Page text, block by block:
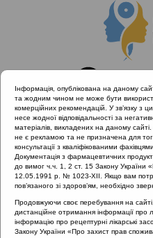
Головна
Проведені заходи
Раціональне лікування vs.
05.10.19)
Клінічний випадок ІСШ:
Інформація, опублікована на даному
та жодним чином не може бути
комерційних рекомендацій. У зв’язку
несе жодної відповідальності за
матеріалів, викладених на даному
не є рекламою та не призначена для
консультації з кваліфікованими
Документація з фармацевтичних
до вимог ч.ч. 1, 2 ст. 15 Закону України
12.05.1991 р. № 1023-XII. Якщо вам
пов’язаного зі здоров’ям, необхідно
Продовжуючи своє перебування на
дистанційне отримання інформації про
інформацію про рецептурні лікарські
Закону України «Про захист прав